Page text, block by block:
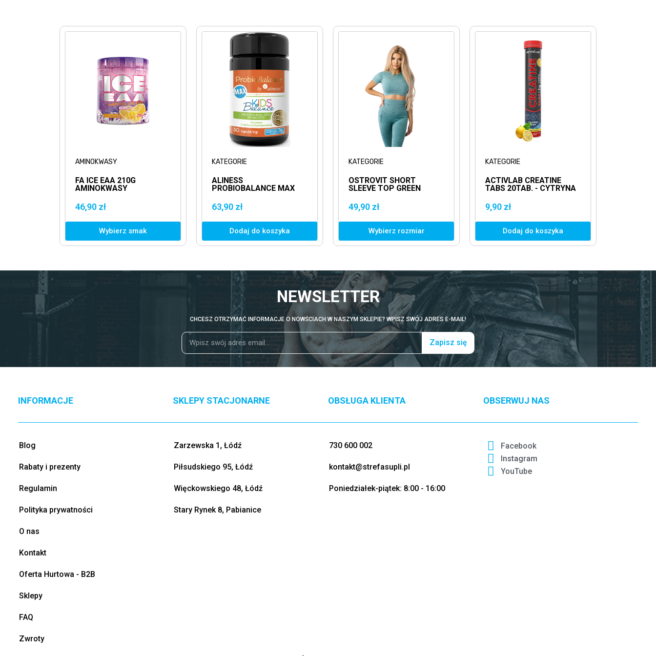
AMINOKWASY
FA ICE EAA 210G
AMINOKWASY
46,90 zł
Wybierz smak
KATEGORIE
ALINESS
PROBIOBALANCE MAX
60VCAPS.
63,90 zł
Dodaj do koszyka
KATEGORIE
OSTROVIT SHORT
SLEEVE TOP GREEN
TOP Z KRÓTKIM
RĘKAWEM
49,90 zł
Wybierz rozmiar
KATEGORIE
ACTIVLAB CREATINE
TABS 20TAB. - CYTRYNA
KREATYNA
9,90 zł
Dodaj do koszyka
NEWSLETTER
CHCESZ OTRZYMAĆ INFORMACJE O NOWŚCIACH W NASZYM SKLEPIE? WPISZ SWÓJ ADRES E-MAIL!
Zapisz się
INFORMACJE
Blog
Rabaty i prezenty
Regulamin
Polityka prywatności
O nas
Kontakt
Oferta Hurtowa - B2B
Sklepy
FAQ
Zwroty
SKLEPY STACJONARNE
Zarzewska 1, Łódź
Piłsudskiego 95, Łódź
Więckowskiego 48, Łódź
Stary Rynek 8, Pabianice
OBSŁUGA KLIENTA
730 600 002
kontakt@strefasupli.pl
Poniedziałek-piątek: 8:00 - 16:00
OBSERWUJ NAS
Facebook
Instagram
YouTube